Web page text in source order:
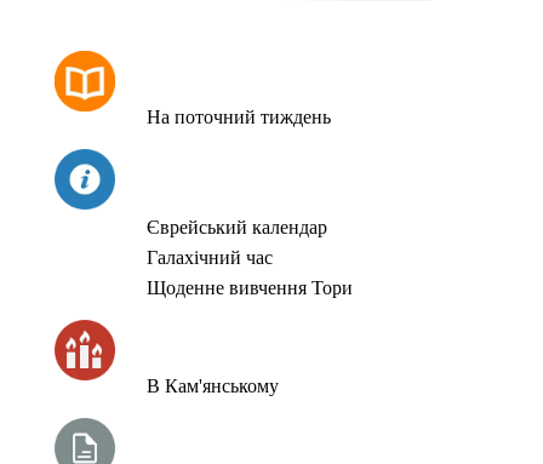
На поточний тиждень
Єврейський календар
Галахічний час
Щоденне вивчення Тори
В Кам'янському